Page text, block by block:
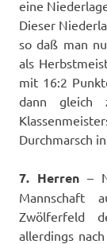
eine
Dieser
so daß man
als
mit 16:2
dann gleich
Durchmarsch
7. Herren –
Mannschaft
Zwölferfeld
allerdings